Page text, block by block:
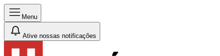
Menu
Ative nossas notificações